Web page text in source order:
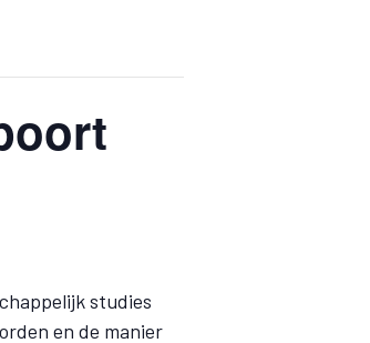
studies
en de manier